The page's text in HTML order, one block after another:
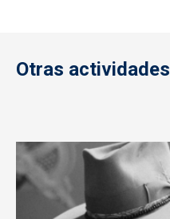
Otras actividades